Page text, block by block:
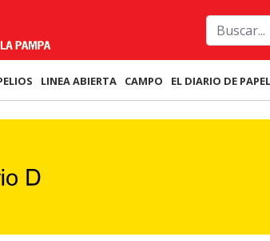
LINEA ABIERTA CAMPO EL DIARIO DE